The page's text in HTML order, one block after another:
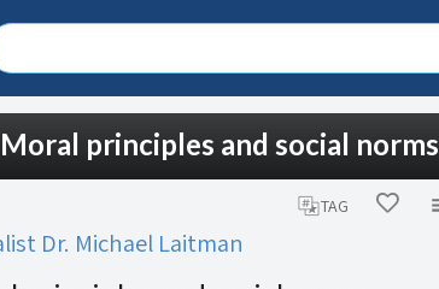
principles and social norms
TAG
Dr. Michael Laitman